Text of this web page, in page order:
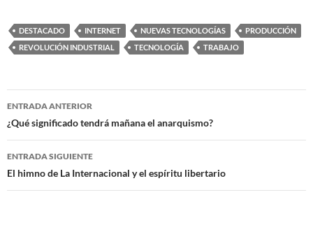
DESTACADO INTERNET NUEVAS TECNOLOGÍAS
PRODUCCIÓN
REVOLUCIÓN INDUSTRIAL
TECNOLOGÍA TRABAJO
Navegación
de
entradas
ENTRADA ANTERIOR
¿Qué significado tendrá mañana el anarquismo?
ENTRADA SIGUIENTE
El himno de La Internacional y el espíritu libertario